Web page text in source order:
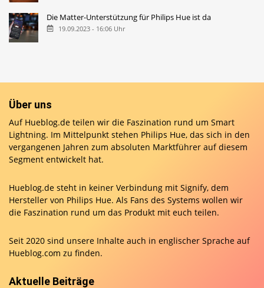
Die Matter-Unterstützung für Philips Hue ist da
19.09.2023 - 16:06 Uhr
Über uns
Auf Hueblog.de teilen wir die Faszination rund um Smart
Lightning. Im Mittelpunkt stehen Philips Hue, das sich in den
vergangenen Jahren zum absoluten Marktführer auf diesem
Segment entwickelt hat.
Hueblog.de steht in keiner Verbindung mit Signify, dem
Hersteller von Philips Hue. Als Fans des Systems wollen wir
die Faszination rund um das Produkt mit euch teilen.
Seit 2020 sind unsere Inhalte auch in englischer Sprache auf
Hueblog.com zu finden.
Aktuelle Beiträge